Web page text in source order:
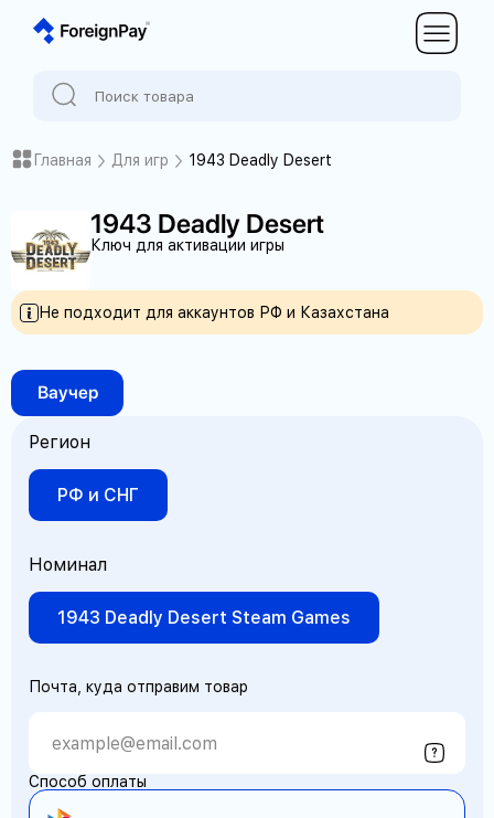
Главная Для игр 1943 Deadly Desert
1943 Deadly Desert
Ключ для активации игры
Не подходит для аккаунтов РФ и Казахстана
Ваучер
Регион
РФ и СНГ
Почта, куда отправим товар
Номинал
1943 Deadly Desert Steam Games
Способ оплаты